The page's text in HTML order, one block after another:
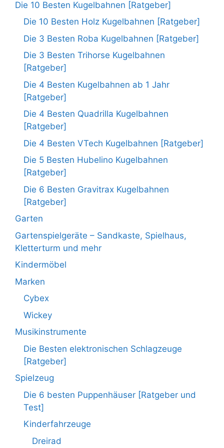
Die 10 Besten Kugelbahnen [Ratgeber]
Die 10 Besten Holz Kugelbahnen [Ratgeber]
Die 3 Besten Roba Kugelbahnen [Ratgeber]
Die 3 Besten Trihorse Kugelbahnen
[Ratgeber]
Die 4 Besten Kugelbahnen ab 1 Jahr
[Ratgeber]
Die 4 Besten Quadrilla Kugelbahnen
[Ratgeber]
Die 4 Besten VTech Kugelbahnen [Ratgeber]
Die 5 Besten Hubelino Kugelbahnen
[Ratgeber]
Die 6 Besten Gravitrax Kugelbahnen
[Ratgeber]
Garten
Gartenspielgeräte – Sandkaste, Spielhaus,
Kletterturm und mehr
Kindermöbel
Marken
Cybex
Wickey
Musikinstrumente
Die Besten elektronischen Schlagzeuge
[Ratgeber]
Spielzeug
Die 6 besten Puppenhäuser [Ratgeber und
Test]
Kinderfahrzeuge
Dreirad